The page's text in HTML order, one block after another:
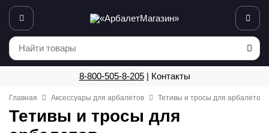
8-800-505-8-205| Контакты
Главная Аксессуары для арбалетов Тетивы и тросы для арбалетов
Тетивы и тросы для